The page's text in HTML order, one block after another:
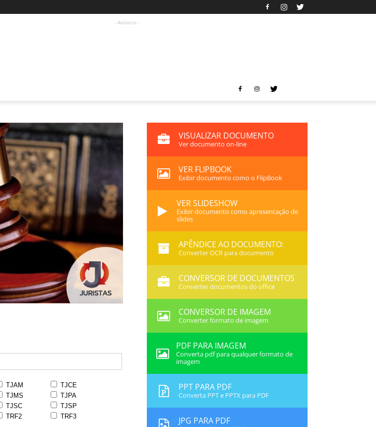
- Anúncio -
TJAM
TJCE
TJMS
TJPA
TJSC
TJSP
TRF2
TRF3
VISUALIZAR DOCUMENTO
Ver documento on-line
VER FLIPBOOK
Exibir documento como o FlipBook
VER SLIDESHOW
Exibir documento como apresentação de
slides
APÊNDICE AO DOCUMENTO:
Converter OCR para documento
CONVERSOR DE DOCUMENTOS
Converter documentos do office
CONVERSOR DE IMAGEM
Converter formato de imagem
PDF PARA IMAGEM
Converta pdf para qualquer formato de
imagem
PPT PARA PDF
Converta PPT e PPTX para PDF
JPG PARA PDF